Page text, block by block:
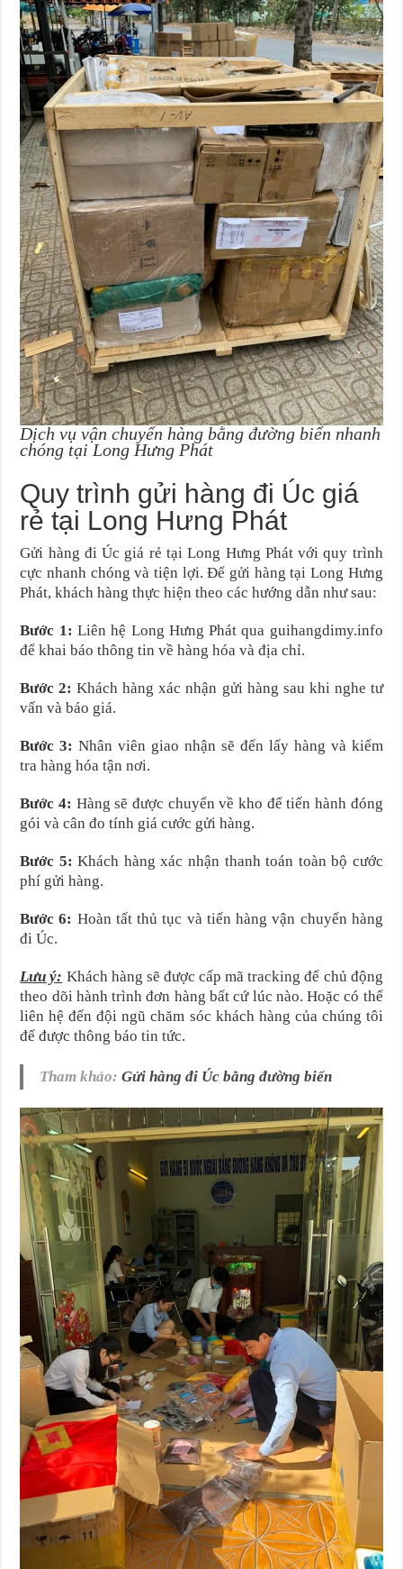
Dịch vụ vận chuyển hàng bằng đường biển nhanh
chóng tại Long Hưng Phát
Quy trình gửi hàng đi Úc giá
rẻ tại Long Hưng Phát
Gửi hàng đi Úc giá rẻ tại Long Hưng Phát với quy trình
cực nhanh chóng và tiện lợi. Để gửi hàng tại Long Hưng
Phát, khách hàng thực hiện theo các hướng dẫn như sau:
Bước 1: Liên hệ Long Hưng Phát qua guihangdimy.info
để khai báo thông tin về hàng hóa và địa chỉ.
Bước 2: Khách hàng xác nhận gửi hàng sau khi nghe tư
vấn và báo giá.
Bước 3: Nhân viên giao nhận sẽ đến lấy hàng và kiểm
tra hàng hóa tận nơi.
Bước 4: Hàng sẽ được chuyển về kho để tiến hành đóng
gói và cân đo tính giá cước gửi hàng.
Bước 5: Khách hàng xác nhận thanh toán toàn bộ cước
phí gửi hàng.
Bước 6: Hoàn tất thủ tục và tiến hàng vận chuyển hàng
đi Úc.
Lưu ý: Khách hàng sẽ được cấp mã tracking để chủ động
theo dõi hành trình đơn hàng bất cứ lúc nào. Hoặc có thể
liên hệ đến đội ngũ chăm sóc khách hàng của chúng tôi
để được thông báo tin tức.
Tham khảo:Gửi hàng đi Úc bằng đường biển